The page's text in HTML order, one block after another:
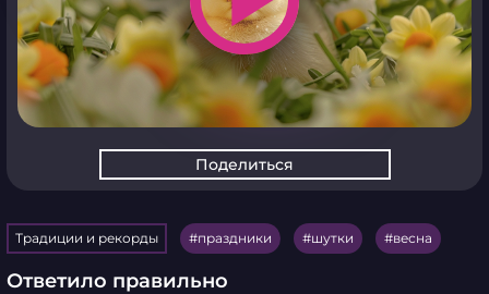
Поделиться
Традиции и рекорды праздники шутки весна
Ответило правильно